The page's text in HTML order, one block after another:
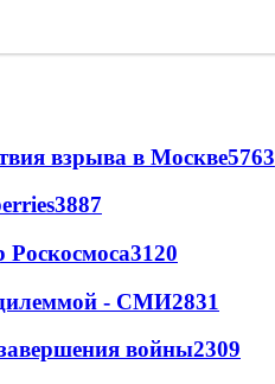
взрыва в Москве5763
3887
3120
дилеммой - СМИ2831
войны2309